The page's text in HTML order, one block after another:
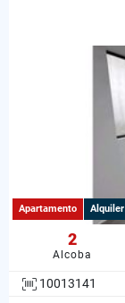
Apartamento Alquiler
2
Alcoba
10013141